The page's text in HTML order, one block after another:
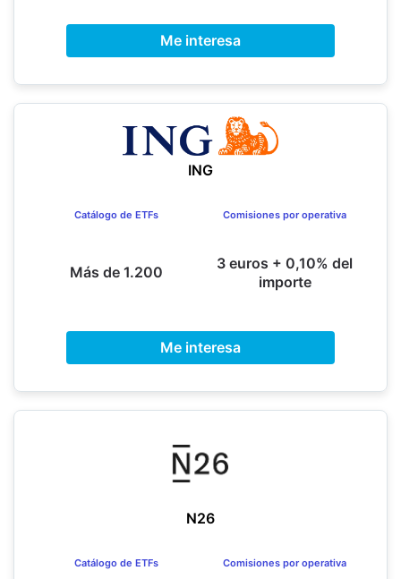
Me interesa
ING
Catálogo de ETFs
Más de 1.200
Comisiones por operativa
3 euros + 0,10% del
importe
Me interesa
N26
Catálogo de ETFs Comisiones por operativa